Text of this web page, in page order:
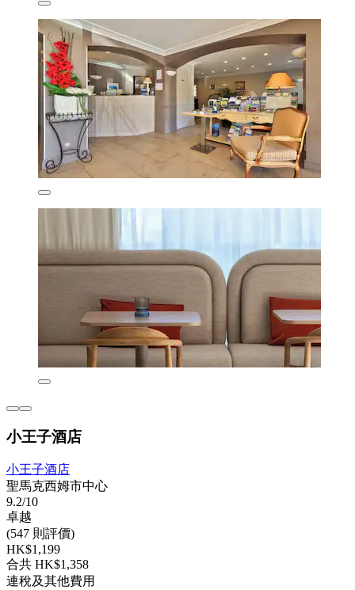
小王子酒店
小王子酒店
聖馬克西姆市中心
9.2/10
卓越
(547 則評價)
HK$1,199
合共 HK$1,358
連稅及其他費用